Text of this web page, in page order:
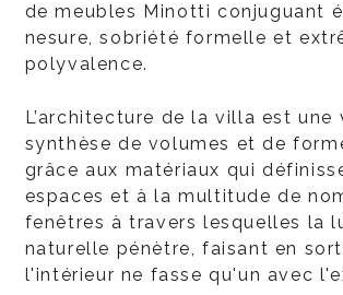
de meubles Minotti conjuguant
nesure, sobriété formelle et
polyvalence.
L’architecture de la villa est une
synthèse de volumes et de
grâce aux matériaux qui
espaces et à la multitude de
fenêtres à travers lesquelles la
naturelle pénètre, faisant en
l'intérieur ne fasse qu'un avec